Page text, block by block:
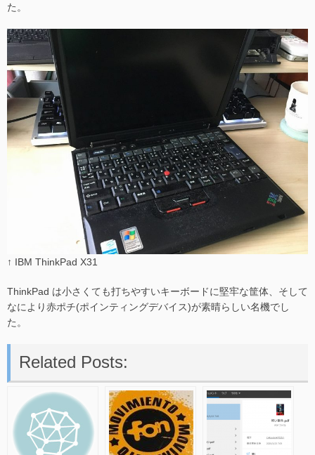
た。
↑ IBM ThinkPad X31
ThinkPad は小さくても打ちやすいキーボードに堅牢な筐体、そして
なにより赤ポチ(ポインティングデバイス)が素晴らしい名機でし
た。
Related Posts: